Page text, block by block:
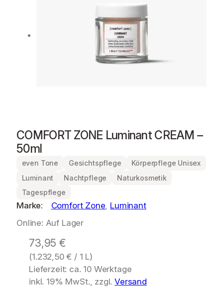
COMFORT ZONE Luminant CREAM –
50ml
even Tone Gesichtspflege
Körperpflege Unisex
Luminant
Nachtpflege
Naturkosmetik
Tagespflege
Marke: Comfort Zone, Luminant
Online: Auf Lager
73,95€
(1.232,50€ / 1 L)
Lieferzeit: ca. 10 Werktage
inkl. 19% MwSt., zzgl.Versand